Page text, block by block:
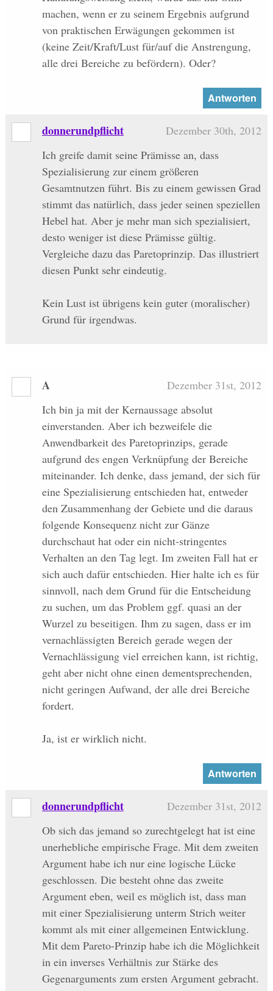
machen, wenn er zu seinem Ergebnis aufgrund
von praktischen Erwägungen gekommen ist
(keine Zeit/Kraft/Lust für/auf die Anstrengung,
alle drei Bereiche zu befördern). Oder?
Antworten
donnerundpflicht
Dezember 30th, 2012
Ich greife damit seine Prämisse an, dass
Spezialisierung zur einem größeren
Gesamtnutzen führt. Bis zu einem gewissen Grad
stimmt das natürlich, dass jeder seinen speziellen
Hebel hat. Aber je mehr man sich spezialisiert,
desto weniger ist diese Prämisse gültig.
Vergleiche dazu das Paretoprinzip. Das illustriert
diesen Punkt sehr eindeutig.
Kein Lust ist übrigens kein guter (moralischer)
Grund für irgendwas.
A
Dezember 31st, 2012
Ich bin ja mit der Kernaussage absolut
einverstanden. Aber ich bezweifele die
Anwendbarkeit des Paretoprinzips, gerade
aufgrund des engen Verknüpfung der Bereiche
miteinander. Ich denke, dass jemand, der sich für
eine Spezialisierung entschieden hat, entweder
den Zusammenhang der Gebiete und die daraus
folgende Konsequenz nicht zur Gänze
durchschaut hat oder ein nicht-stringentes
Verhalten an den Tag legt. Im zweiten Fall hat er
sich auch dafür entschieden. Hier halte ich es für
sinnvoll, nach dem Grund für die Entscheidung
zu suchen, um das Problem ggf. quasi an der
Wurzel zu beseitigen. Ihm zu sagen, dass er im
vernachlässigten Bereich gerade wegen der
Vernachlässigung viel erreichen kann, ist richtig,
geht aber nicht ohne einen dementsprechenden,
nicht geringen Aufwand, der alle drei Bereiche
fordert.
Ja, ist er wirklich nicht.
Antworten
donnerundpflicht
Dezember 31st, 2012
Ob sich das jemand so zurechtgelegt hat ist eine
unerhebliche empirische Frage. Mit dem zweiten
Argument habe ich nur eine logische Lücke
geschlossen. Die besteht ohne das zweite
Argument eben, weil es möglich ist, dass man
mit einer Spezialisierung unterm Strich weiter
kommt als mit einer allgemeinen Entwicklung.
Mit dem Pareto-Prinzip habe ich die Möglichkeit
in ein inverses Verhältnis zur Stärke des
Gegenarguments zum ersten Argument gebracht.